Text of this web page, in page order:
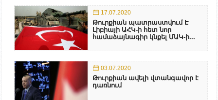
17.07.2020
Թուրքիան պատրաստվում Է
Լիբիայի ԱՀԿ-ի հետ նոր
համաձայնագիր կնքել ՄԱԿ-ի...
03.07.2020
Թուրքիան ավելի վտանգավոր է
դառնում